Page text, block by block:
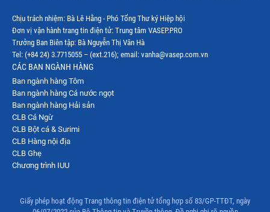
Thị trường Nga
Thị trường Hàn Quốc
Thị trường Nhật Bản
Thị trường Thái Lan
Thị trường Trung Quốc
Thị trường Philippines
Thị trường Tây Ban Nha
Thị trường thủy sản khác
Chịu trách nhiệm: Bà Lê Hằng - Phó Tổng Thư ký Hiệp hội
Đơn vị vận hành trang tin điện tử: Trung tâm VASEP.PRO
Trưởng Ban Biên tập: Bà Nguyễn Thị Vân Hà
Tel: (+84 24) 3.7715055 – (ext.216); email: vanha@vasep.com.vn
CÁC BAN NGÀNH HÀNG
Ban ngành hàng Tôm
Ban ngành hàng Cá nước ngọt
Ban ngành hàng Hải sản
CLB Cá Ngừ
CLB Bột cá & Surimi
CLB Hàng nội địa
CLB Ghẹ
Chương trình IUU
Giấy phép hoạt động Trang thông tin điện tử tổng hợp số 83/GP-TTĐT, ngày